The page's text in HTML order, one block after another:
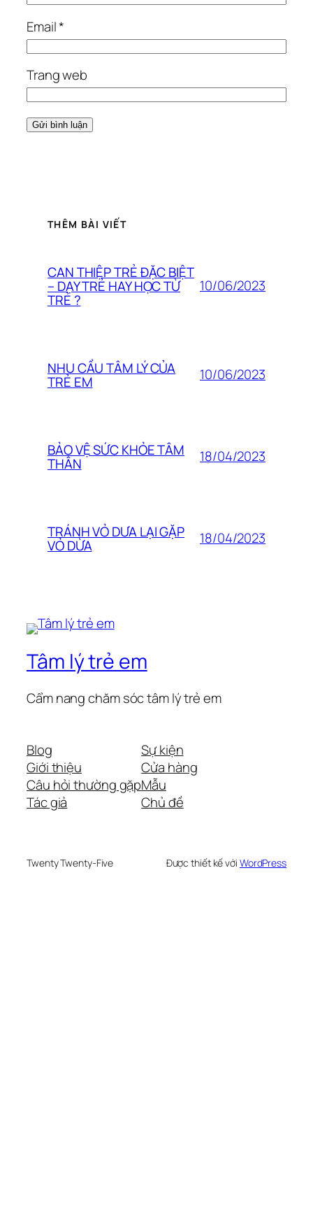
Email*
Trang web
THÊM BÀI VIẾT
CAN THIỆP TRẺ ĐẶC BIỆT
– DẠY TRẺ HAY HỌC TỪ
TRẺ ?
10/06/2023
NHU CẦU TÂM LÝ CỦA
TRẺ EM 10/06/2023
BẢO VỆ SỨC KHỎE TÂM
THÂN 18/04/2023
TRÁNH VỎ DƯA LẠI GẶP
VỎ DỪA 18/04/2023
Tâm lý trẻ em
Cẩm nang chăm sóc tâm lý trẻ em
Blog
Giới thiệu
Câu hỏi thường gặp
Tác giả
Sự kiện
Cửa hàng
Mẫu
Chủ đề
Twenty Twenty-Five Được thiết kế với WordPress